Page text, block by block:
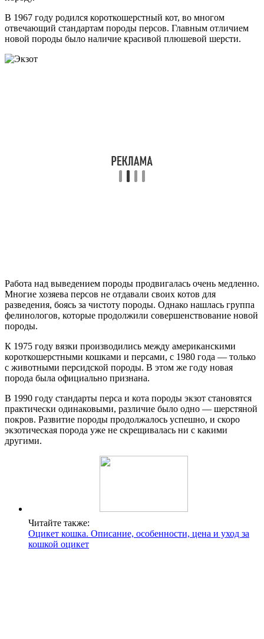
В 1967 году родился короткошерстный кот, во многом
отвечающий стандартам породы персов. Главным отличием
новой породы было наличие красивой плюшевой шерсти.
Работа над выведением породы продвигалась очень медленно.
Многие хозяева персов не отдавали своих котов для
разведения, боясь за чистоту породы. Однако нашлась группа
фелинологов, которые продолжили совершенствование новой
породы.
К 1975 году вязки производились между американскими
короткошерстными кошками и персами, с 1980 года — только
с животными персидской породы. В этом же году новая
порода была официально признана.
В 1990 году стандарты перса и кота породы экзот становятся
практически одинаковыми, различие было одно — шерстяной
покров. Развитие породы продолжалось успешно, и скоро
экзотическая порода уже не скрещивалась ни с какими
другими.
Читайте также:
Оцикет кошка. Описание, особенности, цена и уход за
кошкой оцикет